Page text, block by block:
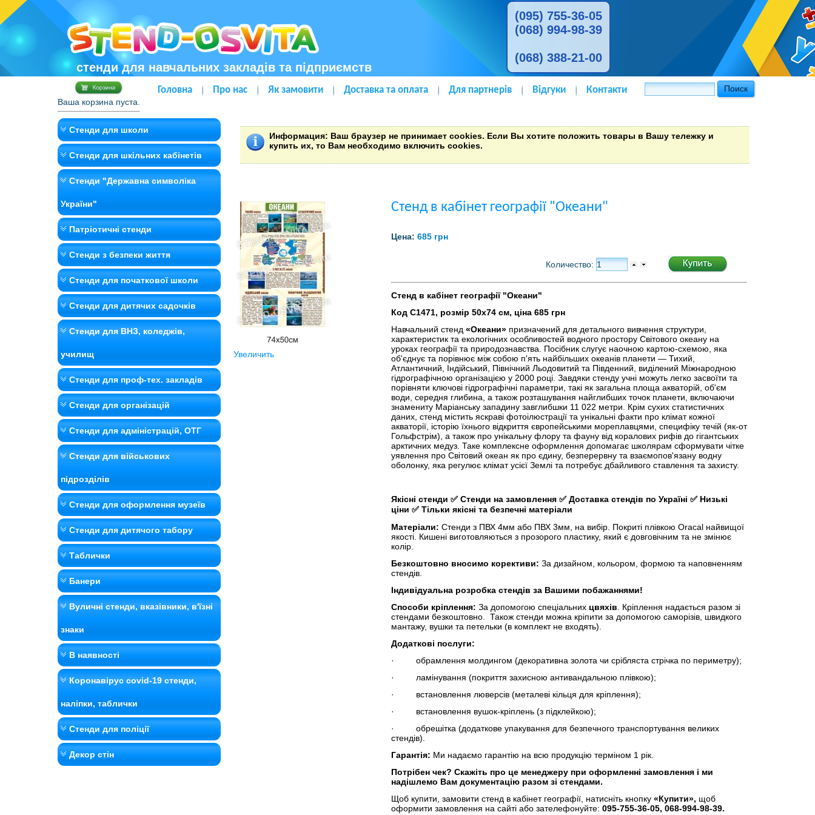
стенди для навчальних закладів та підприємств
(095) 755-36-05
(068) 994-98-39
(068) 388-21-00
Ваша корзина пуста.
Головна Про нас Як замовити Доставка та оплата Для партнерів Відгуки Контакти
Стенди для школи
Стенди для шкільних кабінетів
Стенди "Державна символіка
України"
Патріотичні стенди
Стенди з безпеки життя
Стенди для початкової школи
Стенди для дитячих садочків
Стенди для ВНЗ, коледжів,
училищ
Стенди для проф-тех. закладів
Стенди для організацій
Стенди для адміністрацій, ОТГ
Стенди для військових
підрозділів
Стенди для оформлення музеїв
Стенди для дитячого табору
Таблички
Банери
Вуличні стенди, вказівники, в'їзні
знаки
В наявності
Коронавірус covid-19 стенди,
наліпки, таблички
Стенди для поліції
Декор стін
Информация: Ваш браузер не принимает cookies. Если Вы хотите положить товары в Вашу тележку и
купить их, то Вам необходимо включить cookies.
Увеличить
Стенд в кабінет географії "Океани"
Цена: 685 грн
Количество:
Стенд в кабінет географії "Океани"
Код С1471, розмір 50х74 см, ціна 685 грн
Навчальний стенд «Океани» призначений для детального вивчення структури,
характеристик та екологічних особливостей водного простору Світового океану на
уроках географії та природознавства. Посібник слугує наочною картою-схемою, яка
об'єднує та порівнює між собою п'ять найбільших океанів планети — Тихий,
Атлантичний, Індійський, Північний Льодовитий та Південний, виділений Міжнародною
гідрографічною організацією у 2000 році. Завдяки стенду учні можуть легко засвоїти та
порівняти ключові гідрографічні параметри, такі як загальна площа акваторій, об'єм
води, середня глибина, а також розташування найглибших точок планети, включаючи
знамениту Маріанську западину завглибшки 11 022 метри. Крім сухих статистичних
даних, стенд містить яскраві фотоілюстрації та унікальні факти про клімат кожної
акваторії, історію їхнього відкриття європейськими мореплавцями, специфіку течій (як-от
Гольфстрім), а також про унікальну флору та фауну від коралових рифів до гігантських
арктичних медуз. Таке комплексне оформлення допомагає школярам сформувати чітке
уявлення про Світовий океан як про єдину, безперервну та взаємопов'язану водну
оболонку, яка регулює клімат усієї Землі та потребує дбайливого ставлення та захисту.
Якісні стенди ✅ Стенди на замовлення ✅ Доставка стендів по Україні ✅ Низькі
ціни ✅ Тільки якісні та безпечні матеріали
Матеріали: Стенди з ПВХ 4мм або ПВХ 3мм, на вибір. Покриті плівкою Oracal найвищої
якості. Кишені виготовляються з прозорого пластику, який є довговічним та не змінює
колір.
Безкоштовно вносимо корективи: За дизайном, кольором, формою та наповненням
стендів.
Індивідуальна розробка стендів за Вашими побажаннями!
Способи кріплення: За допомогою спеціальних цвяхів. Кріплення надається разом зі
стендами безкоштовно. Також стенди можна кріпити за допомогою саморізів, швидкого
мантажу, вушки та петельки (в комплект не входять).
Додаткові послуги:
· обрамлення молдингом (декоративна золота чи срібляста стрічка по периметру);
· ламінування (покриття захисною антивандальною плівкою);
· встановлення люверсів (металеві кільця для кріплення);
· встановлення вушок-кріплень (з підклейкою);
· обрешітка (додаткове упакування для безпечного транспортування великих
стендів).
Гарантія: Ми надаємо гарантію на всю продукцію терміном 1 рік.
Потрібен чек? Скажіть про це менеджеру при оформленні замовлення і ми
надішлемо Вам документацію разом зі стендами.
Щоб купити, замовити стенд в кабінет географії, натисніть кнопку «Купити», щоб
оформити замовлення на сайті або зателефонуйте: 095-755-36-05, 068-994-98-39.